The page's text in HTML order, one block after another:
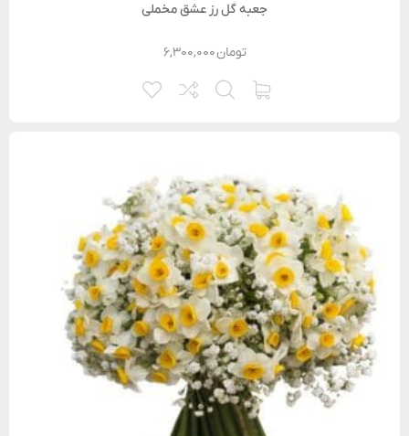
جعبه گل رز عشق مخملی
۶,۳۰۰,۰۰۰تومان